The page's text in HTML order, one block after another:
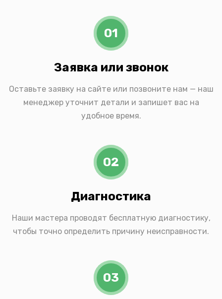
01
Заявка или звонок
Оставьте заявку на сайте или позвоните нам — наш
менеджер уточнит детали и запишет вас на
удобное время.
02
Диагностика
Наши мастера проводят бесплатную диагностику,
чтобы точно определить причину неисправности.
03